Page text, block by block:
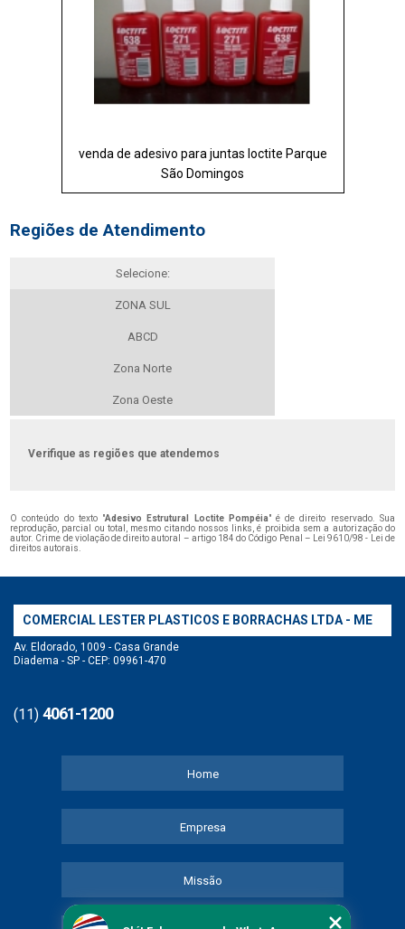
venda de adesivo para juntas loctite Parque
São Domingos
Regiões de Atendimento
Selecione:
ZONA SUL
ABCD
Zona Norte
Zona Oeste
Verifique as regiões que atendemos
O conteúdo do texto "Adesivo Estrutural Loctite Pompéia" é de direito reservado. Sua
reprodução, parcial ou total, mesmo citando nossos links, é proibida sem a autorização do
autor. Crime de violação de direito autoral – artigo 184 do Código Penal –
Lei 9610/98 - Lei de
direitos autorais
COMERCIAL LESTER PLASTICOS E BORRACHAS LTDA - ME
Av. Eldorado, 1009 - Casa Grande
Diadema - SP - CEP: 09961-470
(11) 4061-1200
Home
Empresa
Missão